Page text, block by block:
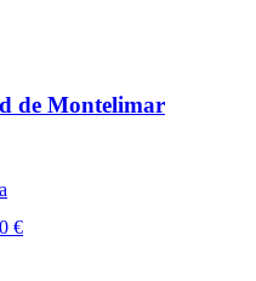
de Montelimar
€